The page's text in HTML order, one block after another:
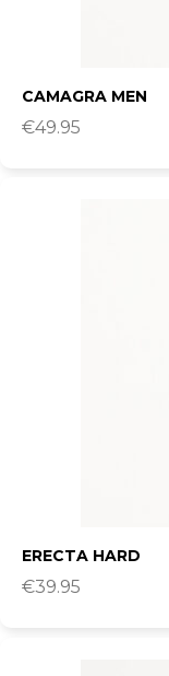
CAMAGRA MEN
€49.95
ERECTA HARD
€39.95